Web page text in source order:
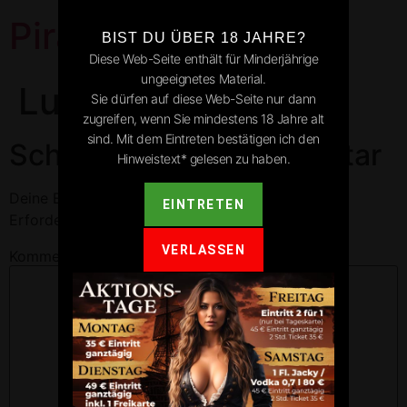
Pirates Park
Ludwigsburg
Schreibe einen Kommentar
Deine E-Mail-Adresse wird nicht veröffentlicht.
BIST DU ÜBER 18 JAHRE?
Diese Web-Seite enthält für Minderjährige
ungeeignetes Material.
Sie dürfen auf diese Web-Seite nur dann
zugreifen, wenn Sie mindestens 18 Jahre alt
sind. Mit dem Eintreten bestätigen ich den
Hinweistext* gelesen zu haben.
EINTRETEN
VERLASSEN